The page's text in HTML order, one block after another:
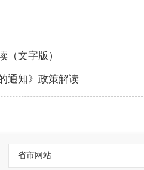
（文字版）
通知》政策解读
省市网站